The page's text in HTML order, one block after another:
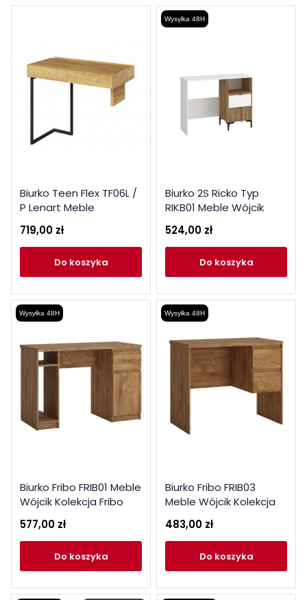
Biurko Teen Flex TF06L /
P Lenart Meble
719,00 zł
do koszyka
Wysyłka 48H
Biurko 2S Ricko Typ
RIKB01 Meble Wójcik
524,00 zł
do koszyka
Wysyłka 48H
Biurko Fribo FRIB01 Meble
Wójcik Kolekcja Fribo
577,00 zł
do koszyka
Wysyłka 48H
Biurko Fribo FRIB03
Meble Wójcik Kolekcja
483,00 zł
do koszyka